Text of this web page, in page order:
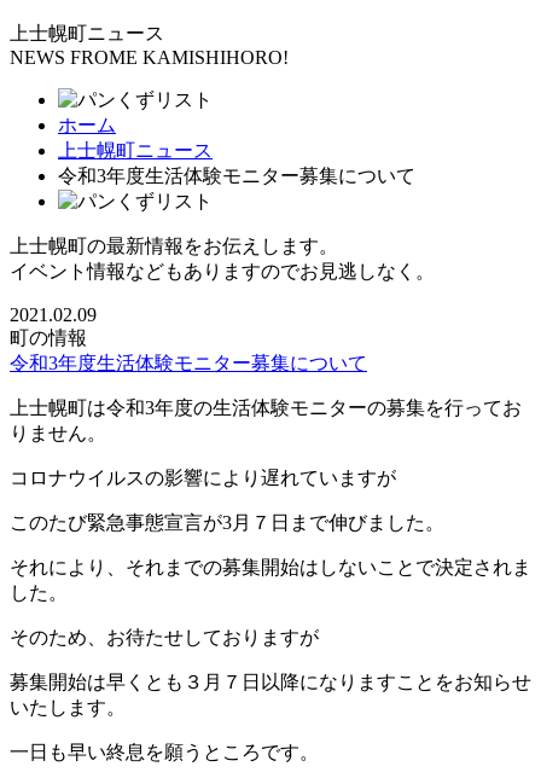
上士幌町ニュース
NEWS FROME KAMISHIHORO!
ホーム
上士幌町ニュース
令和3年度生活体験モニター募集について
上士幌町の最新情報をお伝えします。
イベント情報などもありますのでお見逃しなく。
2021.02.09
町の情報
令和3年度生活体験モニター募集について
上士幌町は令和3年度の生活体験モニターの募集を行ってお
りません。
コロナウイルスの影響により遅れていますが
このたび緊急事態宣言が3月７日まで伸びました。
それにより、それまでの募集開始はしないことで決定されま
した。
そのため、お待たせしておりますが
募集開始は早くとも３月７日以降になりますことをお知らせ
いたします。
一日も早い終息を願うところです。